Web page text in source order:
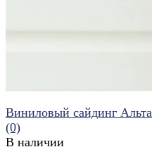
Виниловый сайдинг
(0)
В наличии